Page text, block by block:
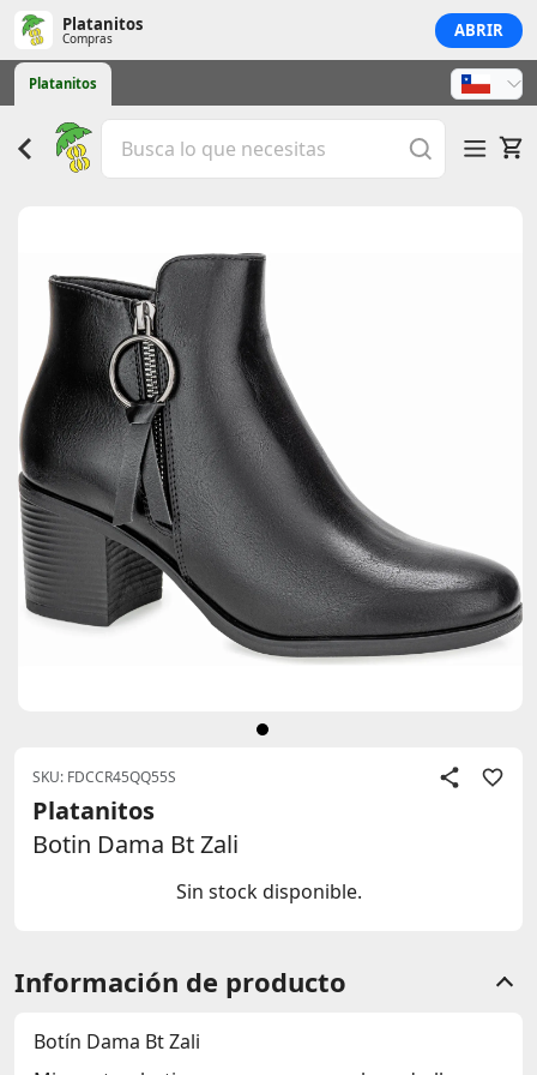
Platanitos
Compras ABRIR
Platanitos
SKU: FDCCR45QQ55S
Platanitos
Botin Dama Bt Zali
Sin stock disponible.
Información de producto
Botín Dama Bt Zali